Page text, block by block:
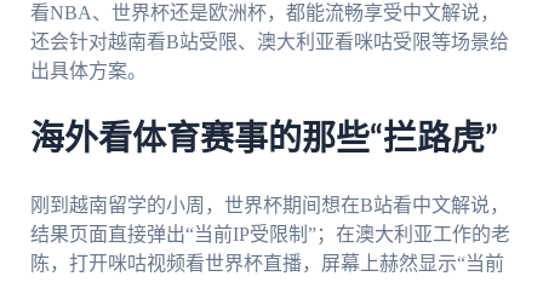
看NBA、世界杯还是欧洲杯，都能流畅享受中文解说，
还会针对越南看B站受限、澳大利亚看咪咕受限等场景给
出具体方案。
海外看体育赛事的那些“拦路虎”
刚到越南留学的小周，世界杯期间想在B站看中文解说，
结果页面直接弹出“当前IP受限制”；在澳大利亚工作的老
陈，打开咪咕视频看世界杯直播，屏幕上赫然显示“当前